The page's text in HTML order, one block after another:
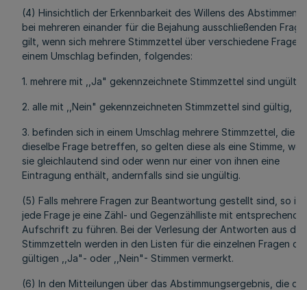
(4) Hinsichtlich der Erkennbarkeit des Willens des
bei mehreren einander für die Bejahung ausschließenden
gilt, wenn sich mehrere Stimmzettel über verschiedene Fragen
einem Umschlag befinden, folgendes:
1. mehrere mit ,,Ja" gekennzeichnete Stimmzettel sind ungültig,
2. alle mit ,,Nein" gekennzeichneten Stimmzettel sind gültig,
3. befinden sich in einem Umschlag mehrere Stimmzettel, die
dieselbe Frage betreffen, so gelten diese als eine Stimme,
sie gleichlautend sind oder wenn nur einer von ihnen eine
Eintragung enthält, andernfalls sind sie ungültig.
(5) Falls mehrere Fragen zur Beantwortung gestellt sind, so
jede Frage je eine Zähl- und Gegenzählliste mit entsprechender
Aufschrift zu führen. Bei der Verlesung der Antworten aus den
Stimmzetteln werden in den Listen für die einzelnen Fragen die
gültigen ,,Ja"- oder ,,Nein"- Stimmen vermerkt.
(6) In den Mitteilungen über das Abstimmungsergebnis, die die